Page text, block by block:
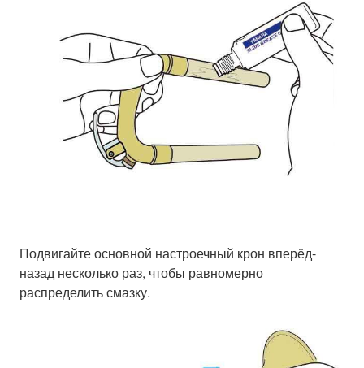
Подвигайте основной настроечный крон вперёд-
назад несколько раз, чтобы равномерно
распределить смазку.